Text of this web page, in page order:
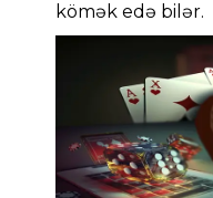
kömək edə bilər.